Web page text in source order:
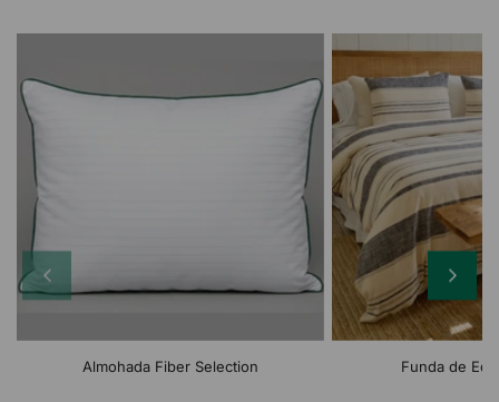
Almohada Fiber Selection Funda de